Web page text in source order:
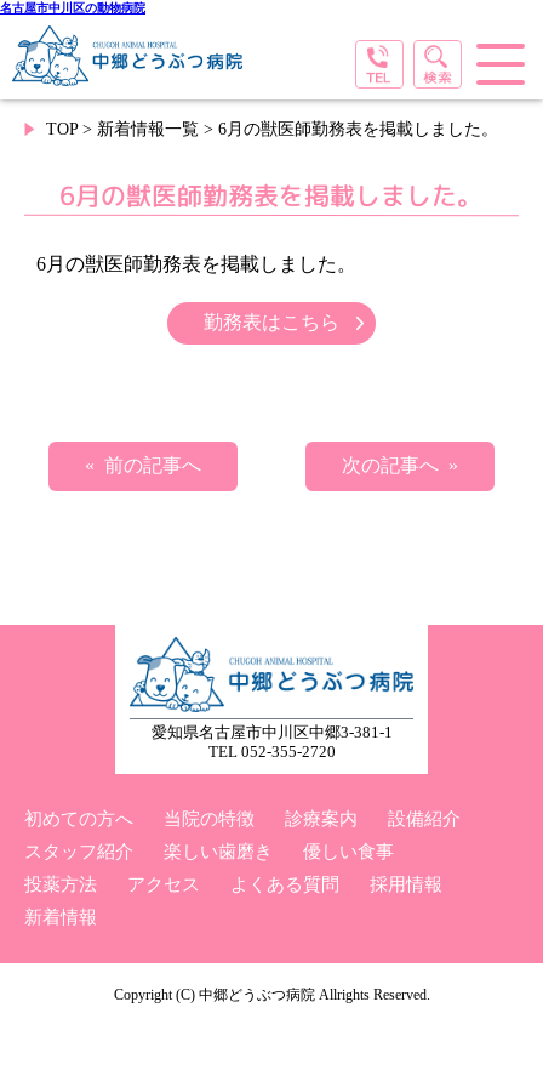
名古屋市中川区の動物病院
TOP> 新着情報一覧 > 6月の獣医師勤務表を掲載しました。
6月の獣医師勤務表を掲載しました。
6月の獣医師勤務表を掲載しました。
勤務表はこちら
« 前の記事へ 次の記事へ »
愛知県名古屋市中川区中郷3-381-1
TEL 052-355-2720
初めての方へ 当院の特徴 診療案内
設備紹介
スタッフ紹介
楽しい歯磨き
優しい食事
投薬方法
アクセス よくある質問
採用情報
新着情報
Copyright (C) 中郷どうぶつ病院 Allrights Reserved.